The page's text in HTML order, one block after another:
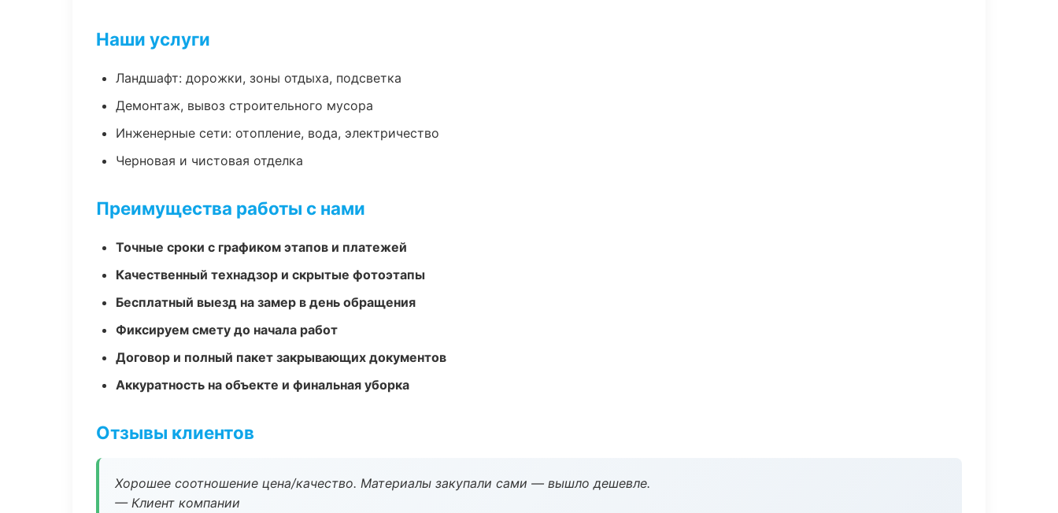
Наши услуги
Ландшафт: дорожки, зоны отдыха, подсветка
Демонтаж, вывоз строительного мусора
Инженерные сети: отопление, вода, электричество
Черновая и чистовая отделка
Преимущества работы с нами
Точные сроки с графиком этапов и платежей
Качественный технадзор и скрытые фотоэтапы
Бесплатный выезд на замер в день обращения
Фиксируем смету до начала работ
Договор и полный пакет закрывающих документов
Аккуратность на объекте и финальная уборка
Отзывы клиентов
Хорошее соотношение цена/качество. Материалы закупали сами — вышло дешевле.
— Клиент компании